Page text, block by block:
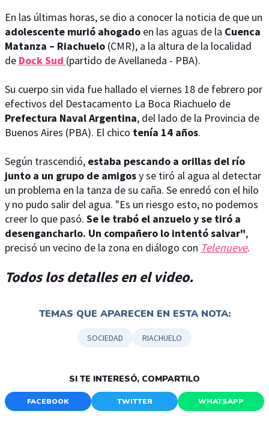
En las últimas horas, se dio a conocer la noticia de que un
adolescente murió ahogado en las aguas de la Cuenca
Matanza – Riachuelo (CMR), a la altura de la localidad
de Dock Sud (partido de Avellaneda - PBA).
Su cuerpo sin vida fue hallado el viernes 18 de febrero por
efectivos del Destacamento La Boca Riachuelo de
Prefectura Naval Argentina, del lado de la Provincia de
Buenos Aires (PBA). El chico tenía 14 años.
Según trascendió, estaba pescando a orillas del río
junto a un grupo de amigosy se tiró al agua al detectar
un problema en la tanza de su caña. Se enredó con el hilo
y no pudo salir del agua. "Es un riesgo esto, no podemos
creer lo que pasó. Se le trabó el anzuelo y se tiró a
desengancharlo. Un compañero lo intentó salvar",
precisó un vecino de la zona en diálogo con Telenueve.
Todos los detalles en el video.
TEMAS QUE APARECEN EN ESTA NOTA:
SOCIEDAD RIACHUELO
SI TE INTERESÓ, COMPARTILO
FACEBOOK TWITTER WHATSAPP